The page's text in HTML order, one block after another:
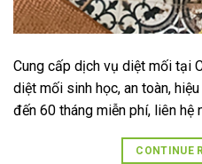
Cung cấp dịch vụ diệt mối tại
diệt mối sinh học, an toàn,
đến 60 tháng miễn phí, liên hệ
CONTINUE